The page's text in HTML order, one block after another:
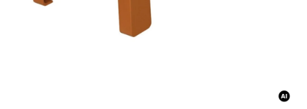
Materiały i narzędzia dla montażystów